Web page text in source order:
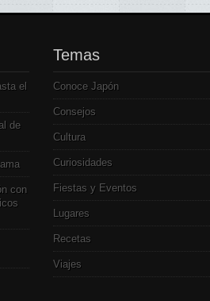
el
de
con
Temas
Conoce Japón
Consejos
Cultura
Curiosidades
Fiestas y Eventos
Lugares
Recetas
Viajes